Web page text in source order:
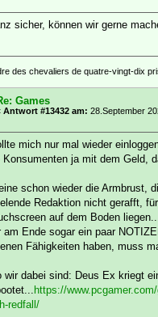
sicher, können wir gerne
des chevaliers de quatre-vingt-dix
Games
Antwort #13432 am: 28.September
mich nur mal wieder
Konsumenten ja mit dem Geld,
schon wieder die Armbrust,
Redaktion nicht gerafft,
auf dem Boden
am Ende sogar ein paar
Fähigkeiten haben, muss
wir dabei sind: Deus Ex kriegt
https://
redfall/